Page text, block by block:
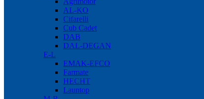
AL-KO
Cifarelli
Cub Cadet
DAB
DAL-DEGAN
E-L
EMAK-EFCO
Farmate
HECHT
Launtop